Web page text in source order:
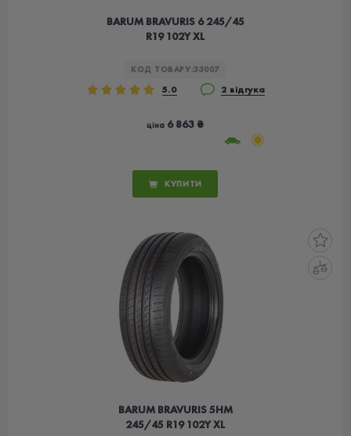
BARUM BRAVURIS 6 245/45
R19 102Y XL
КОД ТОВАРУ:33007
5.0 2 відгука
ціна 6 863 ₴
КУПИТИ
BARUM BRAVURIS 5HM
245/45 R19 102Y XL